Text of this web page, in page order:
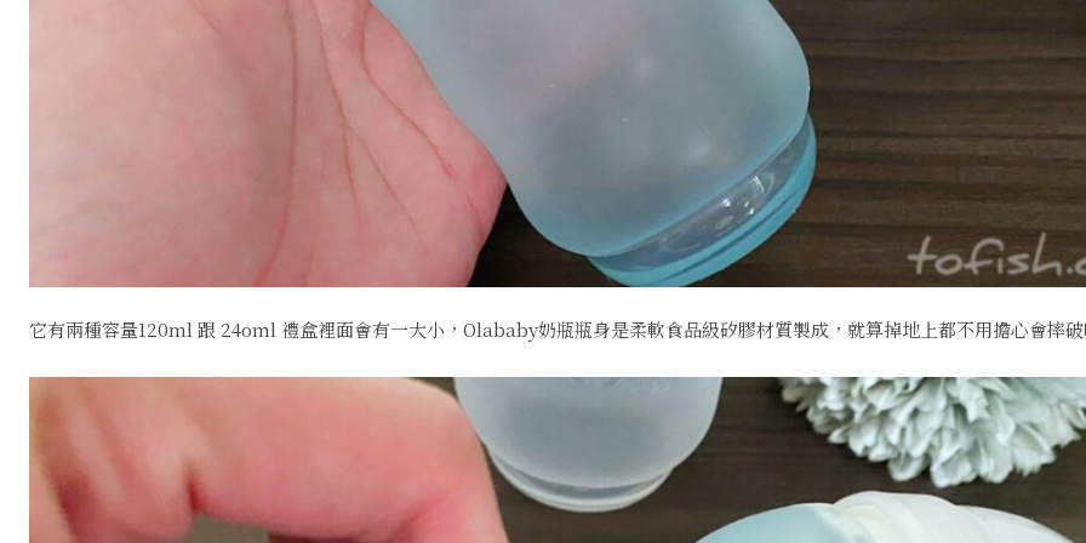
它有兩種容量120ml 跟 24oml 禮盒裡面會有一大小，Olababy奶瓶瓶身是柔軟食品級矽膠材質製成，就算掉地上都不用擔心會摔